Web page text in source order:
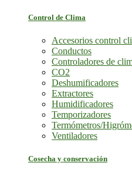
Control de Clima
Accesorios control
Conductos
Controladores de
CO2
Deshumificadores
Extractores
Humidificadores
Temporizadores
Termómetros/
Ventiladores
Cosecha y conservación